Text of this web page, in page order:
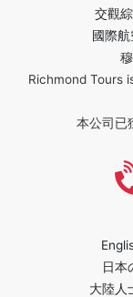
交觀
國際
Richmond Tours
本公司已
日本
大陸人